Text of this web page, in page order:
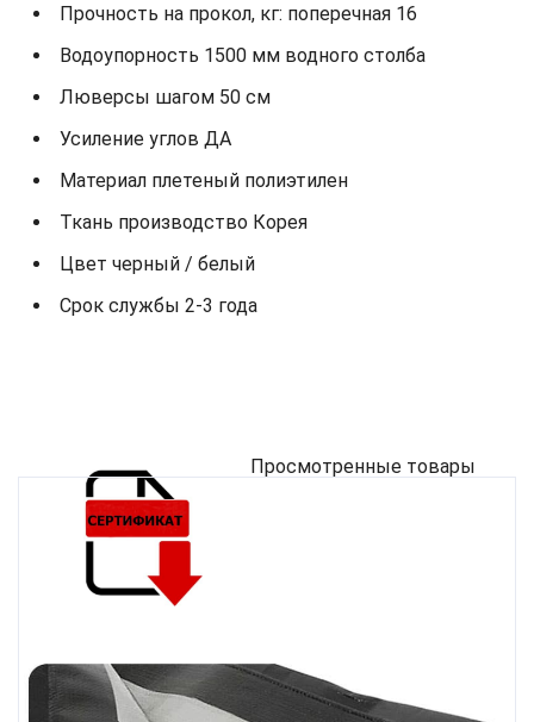
Прочность на прокол, кг: поперечная 16
Водоупорность 1500 мм водного столба
Люверсы шагом 50 см
Усиление углов ДА
Материал плетеный полиэтилен
Ткань производство Корея
Цвет черный / белый
Срок службы 2-3 года
Просмотренные товары